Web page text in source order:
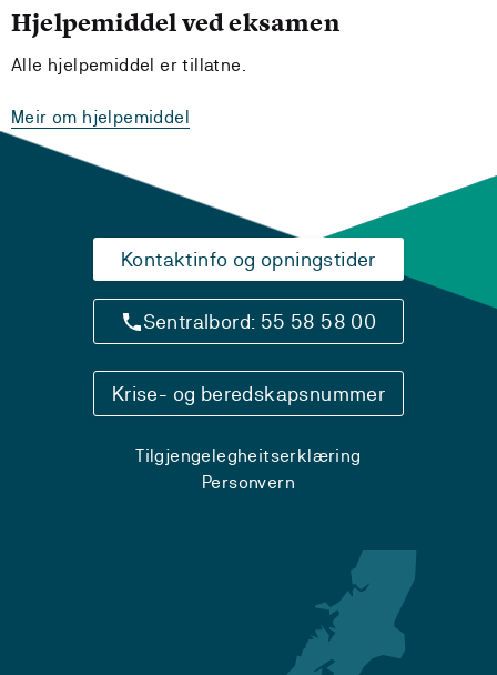
Hjelpemiddel ved eksamen
Alle hjelpemiddel er tillatne.
Meir om hjelpemiddel
Kontaktinfo og opningstider
Sentralbord: 55 58 58 00
Krise- og beredskapsnummer
Tilgjengelegheitserklæring
Personvern